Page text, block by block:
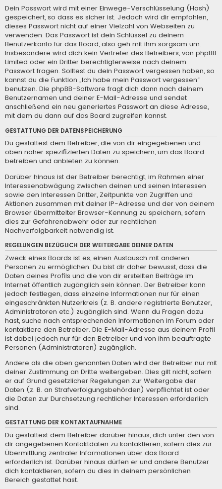
Dein Passwort wird mit einer Einwege-Verschlüsselung (Hash)
gespeichert, so dass es sicher ist. Jedoch wird dir empfohlen,
dieses Passwort nicht auf einer Vielzahl von Webseiten zu
verwenden. Das Passwort ist dein Schlüssel zu deinem
Benutzerkonto für das Board, also geh mit ihm sorgsam um.
Insbesondere wird dich kein Vertreter des Betreibers, von phpBB
Limited oder ein Dritter berechtigterweise nach deinem
Passwort fragen. Solltest du dein Passwort vergessen haben, so
kannst du die Funktion „Ich habe mein Passwort vergessen“
benutzen. Die phpBB-Software fragt dich dann nach deinem
Benutzernamen und deiner E-Mail-Adresse und sendet
anschließend ein neu generiertes Passwort an diese Adresse,
mit dem du dann auf das Board zugreifen kannst.
GESTATTUNG DER DATENSPEICHERUNG
Du gestattest dem Betreiber, die von dir eingegebenen und
oben näher spezifizierten Daten zu speichern, um das Board
betreiben und anbieten zu können.
Darüber hinaus ist der Betreiber berechtigt, im Rahmen einer
Interessenabwägung zwischen deinen und seinen Interessen
sowie den Interessen Dritter, Zeitpunkte von Zugriffen und
Aktionen zusammen mit deiner IP-Adresse und der von deinem
Browser übermittelter Browser-Kennung zu speichern, sofern
dies zur Gefahrenabwehr oder zur rechtlichen
Nachverfolgbarkeit notwendig ist.
REGELUNGEN BEZÜGLICH DER WEITERGABE DEINER DATEN
Zweck eines Boards ist es, einen Austausch mit anderen
Personen zu ermöglichen. Du bist dir daher bewusst, dass die
Daten deines Profils und die von dir erstellten Beiträge im
Internet öffentlich zugänglich sein können. Der Betreiber kann
jedoch festlegen, dass einzelne Informationen nur für einen
eingeschränkten Nutzerkreis (z. B. andere registrierte Benutzer,
Administratoren etc.) zugänglich sind. Wenn du Fragen dazu
hast, suche nach entsprechenden Informationen im Forum oder
kontaktiere den Betreiber. Die E-Mail-Adresse aus deinem Profil
ist dabei jedoch nur für den Betreiber und von ihm beauftragte
Personen (Administratoren) zugänglich.
Andere als die oben genannten Daten wird der Betreiber nur mit
deiner Zustimmung an Dritte weitergeben. Dies gilt nicht, sofern
er auf Grund gesetzlicher Regelungen zur Weitergabe der
Daten (z. B. an Strafverfolgungsbehörden) verpflichtet ist oder
die Daten zur Durchsetzung rechtlicher Interessen erforderlich
sind.
GESTATTUNG DER KONTAKTAUFNAHME
Du gestattest dem Betreiber darüber hinaus, dich unter den von
dir angegebenen Kontaktdaten zu kontaktieren, sofern dies zur
Übermittlung zentraler Informationen über das Board
erforderlich ist. Darüber hinaus dürfen er und andere Benutzer
dich kontaktieren, sofern du dies in deinem persönlichen
Bereich gestattet hast.